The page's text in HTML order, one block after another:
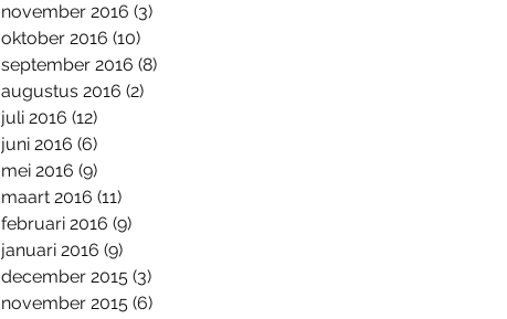
november 2016 (3)
oktober 2016 (10)
september 2016 (8)
augustus 2016 (2)
juli 2016 (12)
juni 2016 (6)
mei 2016 (9)
maart 2016 (11)
februari 2016 (9)
januari 2016 (9)
december 2015 (3)
november 2015 (6)